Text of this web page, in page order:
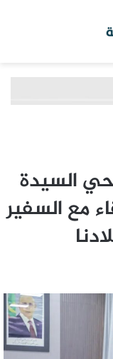
السيدة
مع السفير